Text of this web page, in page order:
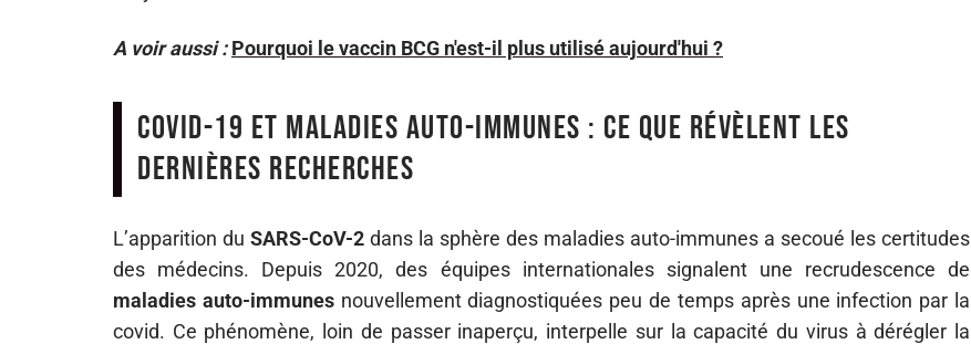
A voir aussi : Pourquoi le vaccin BCG n'est-il plus utilisé aujourd'hui ?
Covid-19 et maladies auto-immunes : ce que révèlent les
dernières recherches
L’apparition du SARS-CoV-2 dans la sphère des maladies auto-immunes a secoué les certitudes
des médecins. Depuis 2020, des équipes internationales signalent une recrudescence de
maladies auto-immunesnouvellement diagnostiquées peu de temps après une infection par la
covid. Ce phénomène, loin de passer inaperçu, interpelle sur la capacité du virus à dérégler la